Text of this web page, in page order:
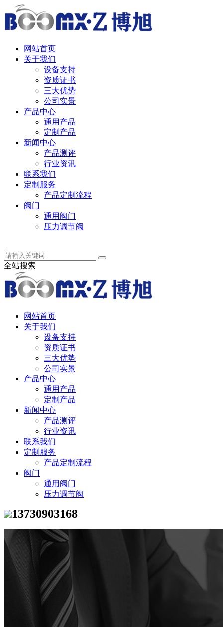
网站首页
关于我们
设备支持
资质证书
三大优势
公司实景
产品中心
通用产品
定制产品
新闻中心
产品测评
行业资讯
联系我们
定制服务
产品定制流程
阀门
通用阀门
压力调节阀
全站搜索
网站首页
关于我们
设备支持
资质证书
三大优势
公司实景
产品中心
通用产品
定制产品
新闻中心
产品测评
行业资讯
联系我们
定制服务
产品定制流程
阀门
通用阀门
压力调节阀
13730903168